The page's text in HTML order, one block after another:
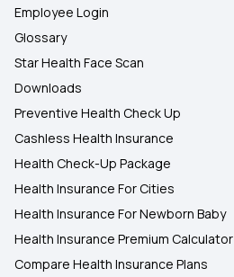
Employee Login
Glossary
Star Health Face Scan
Downloads
Preventive Health Check Up
Cashless Health Insurance
Health Check-Up Package
Health Insurance For Cities
Health Insurance For Newborn Baby
Health Insurance Premium Calculator
Compare Health Insurance Plans